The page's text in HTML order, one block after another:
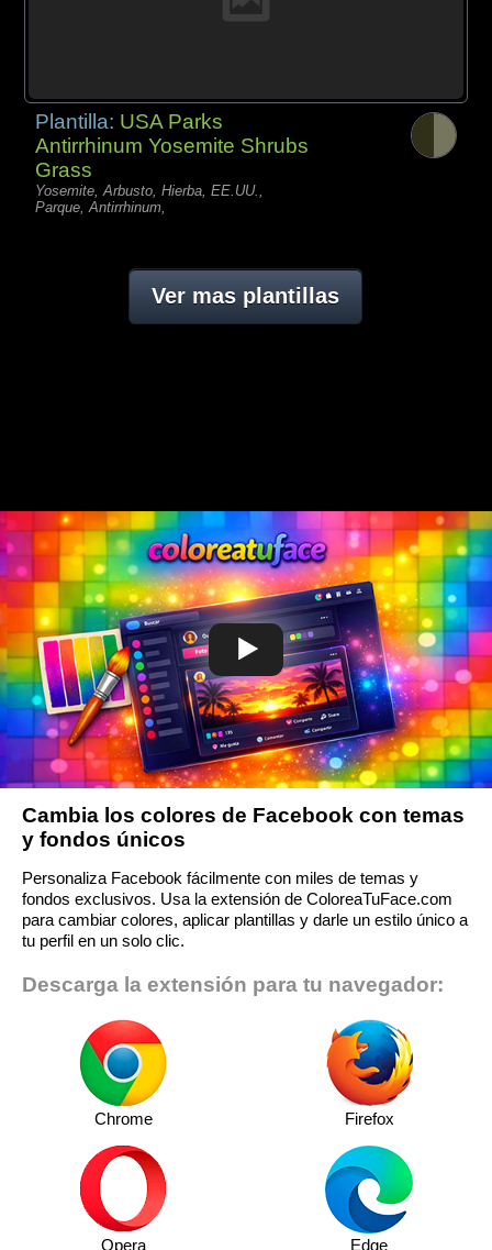
Plantilla: USA Parks
Antirrhinum Yosemite Shrubs
Grass
Yosemite, Arbusto, Hierba, EE.UU.,
Parque, Antirrhinum,
Ver mas plantillas
Cambia los colores de Facebook con temas
y fondos únicos
Personaliza Facebook fácilmente con miles de temas y
fondos exclusivos. Usa la extensión de ColoreaTuFace.com
para cambiar colores, aplicar plantillas y darle un estilo único a
tu perfil en un solo clic.
Descarga la extensión para tu navegador:
Chrome Firefox
Opera Edge